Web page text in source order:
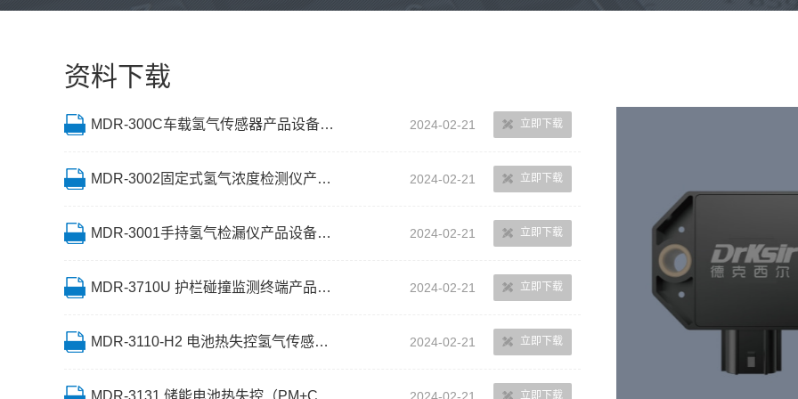
资料下载
MDR-300C车载氢气传感器产品设备说明书 2024-02-21 立即下载
MDR-3002固定式氢气浓度检测仪产品设备说明书 2024-02-21 立即下载
MDR-3001手持氢气检漏仪产品设备说明书 2024-02-21 立即下载
MDR-3710U 护栏碰撞监测终端产品设备说明书 2024-02-21 立即下载
MDR-3110-H2 电池热失控氢气传感器产品设备说明书 2024-02-21 立即下载
2024-02-21 立即下载